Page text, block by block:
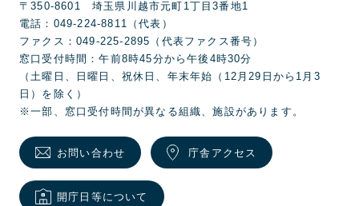
〒350-8601 埼玉県川越市元町1丁目3番地1
電話：049-224-8811（代表）
ファクス：049-225-2895（代表ファクス番号）
窓口受付時間：午前8時45分から午後4時30分
（土曜日、日曜日、祝休日、年末年始（12月29日から1月3
日）を除く）
※一部、窓口受付時間が異なる組織、施設があります。
お問い合わせ 庁舎アクセス
開庁日等について